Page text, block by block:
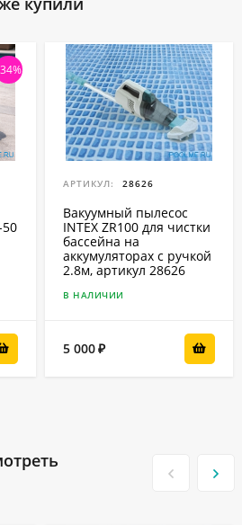
АРТИКУЛ: 28626
Вакуумный пылесос
INTEX ZR100 для чистки
бассейна на
аккумуляторах с ручкой
2.8м, артикул 28626
В НАЛИЧИИ
5 000₽